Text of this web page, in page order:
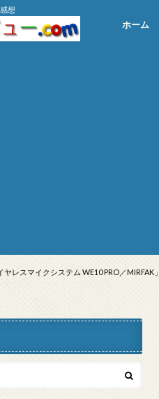
想
ホーム
ヤレスマイクシステム WE10 PRO／